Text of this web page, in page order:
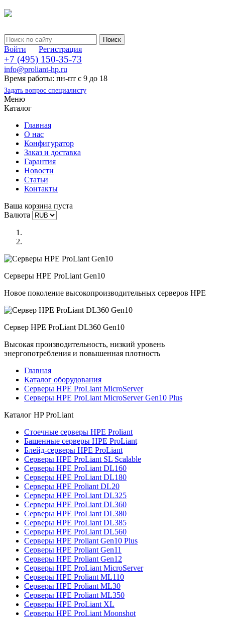
Войти Регистрация
+7 (495) 150-35-73
info@proliant-hp.ru
Время работы: пн-пт с 9 до 18
Задать вопрос специалисту
Меню
Каталог
Главная
О нас
Конфигуратор
Заказ и доставка
Гарантия
Новости
Статьи
Контакты
Ваша корзина пуста
Валюта
Серверы HPE ProLiant Gen10
Новое поколение высокопроизводительных серверов HPE
Сервер HPE ProLiant DL360 Gen10
Высокая производительность, низкий уровень
энергопотребления и повышенная плотность
Главная
Каталог оборудования
Серверы HPE ProLiant MicroServer
Серверы HPE ProLiant MicroServer Gen10 Plus
Каталог HP ProLiant
Стоечные серверы HPE Proliant
Башенные серверы HPE ProLiant
Блейд-серверы HPE ProLiant
Серверы HPE ProLiant SL Scalable
Серверы HPE ProLiant DL160
Серверы HPE ProLiant DL180
Серверы HPE Proliant DL20
Серверы HPE ProLiant DL325
Серверы HPE ProLiant DL360
Серверы HPE ProLiant DL380
Серверы HPE ProLiant DL385
Серверы HPE ProLiant DL560
Серверы HPE Proliant Gen10 Plus
Серверы HPE Proliant Gen11
Серверы HPE Proliant Gen12
Серверы HPE ProLiant MicroServer
Серверы HPE Proliant ML110
Серверы HPE Proliant ML30
Серверы HPE Proliant ML350
Серверы HPE ProLiant XL
Серверы HPE ProLiant Moonshot